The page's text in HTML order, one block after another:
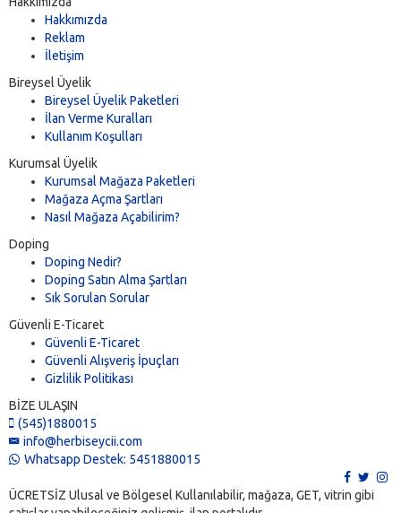
Hakkımızda
Reklam
İletişim
Bireysel Üyelik
Bireysel Üyelik Paketleri
İlan Verme Kuralları
Kullanım Koşulları
Kurumsal Üyelik
Kurumsal Mağaza Paketleri
Mağaza Açma Şartları
Nasıl Mağaza Açabilirim?
Doping
Doping Nedir?
Doping Satın Alma Şartları
Sık Sorulan Sorular
Güvenli E-Ticaret
Güvenli E-Ticaret
Güvenli Alışveriş İpuçları
Gizlilik Politikası
BİZE ULAŞIN
(545)1880015
info@herbiseycii.com
Whatsapp Destek: 5451880015
ÜCRETSİZ Ulusal ve Bölgesel Kullanılabilir, mağaza, GET, vitrin gibi